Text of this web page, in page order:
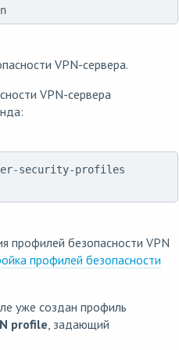
VPN-сервера.
VPN-сервера
security-profiles
профилей безопасности VPN
профилей безопасности
уже создан профиль
profile , задающий